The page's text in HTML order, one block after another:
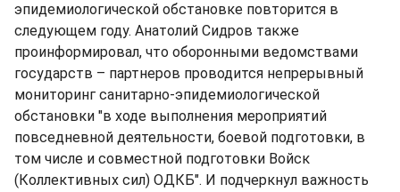
эпидемиологической обстановке повторится в
следующем году. Анатолий Сидров также
проинформировал, что оборонными ведомствами
государств – партнеров проводится непрерывный
мониторинг санитарно-эпидемиологической
обстановки "в ходе выполнения мероприятий
повседневной деятельности, боевой подготовки, в
том числе и совместной подготовки Войск
(Коллективных сил) ОДКБ". И подчеркнул важность